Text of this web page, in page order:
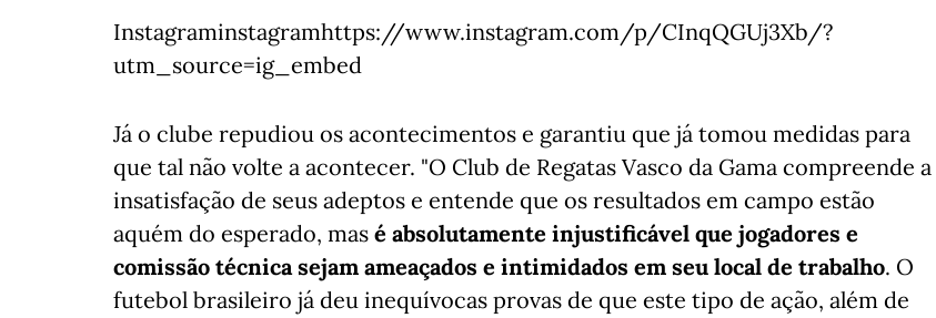
Instagraminstagramhttps://www.instagram.com/p/CInqQGUj3Xb/?
utm_source=ig_embed
Já o clube repudiou os acontecimentos e garantiu que já tomou medidas para
que tal não volte a acontecer. "O Club de Regatas Vasco da Gama compreende a
insatisfação de seus adeptos e entende que os resultados em campo estão
aquém do esperado, mas é absolutamente injustificável que jogadores e
comissão técnica sejam ameaçados e intimidados em seu local de trabalho. O
futebol brasileiro já deu inequívocas provas de que este tipo de ação, além de